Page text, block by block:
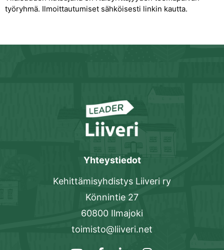
työryhmä. Ilmoittautumiset sähköisesti linkin kautta.
Yhteystiedot
Kehittämisyhdistys Liiveri ry
Könnintie 27
60800 Ilmajoki
toimisto@liiveri.net